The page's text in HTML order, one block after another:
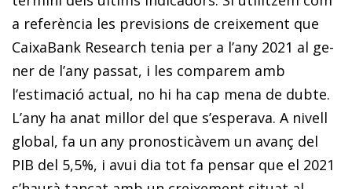
a referència les previsions de creixement que
CaixaBank Research tenia per a l’any 2021 al ge­­
ner de l’any passat, i les comparem amb
l’estimació actual, no hi ha cap mena de dubte.
L’any ha anat millor del que s’es­­perava. A nivell
global, fa un any pronosticàvem un avanç del
PIB del 5,5%, i avui dia tot fa pensar que el 2021